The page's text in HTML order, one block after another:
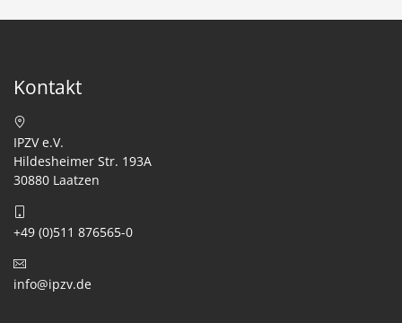
Kontakt
IPZV e.V.
Hildesheimer Str. 193A
30880 Laatzen
+49 (0)511 876565-0
info@ipzv.de